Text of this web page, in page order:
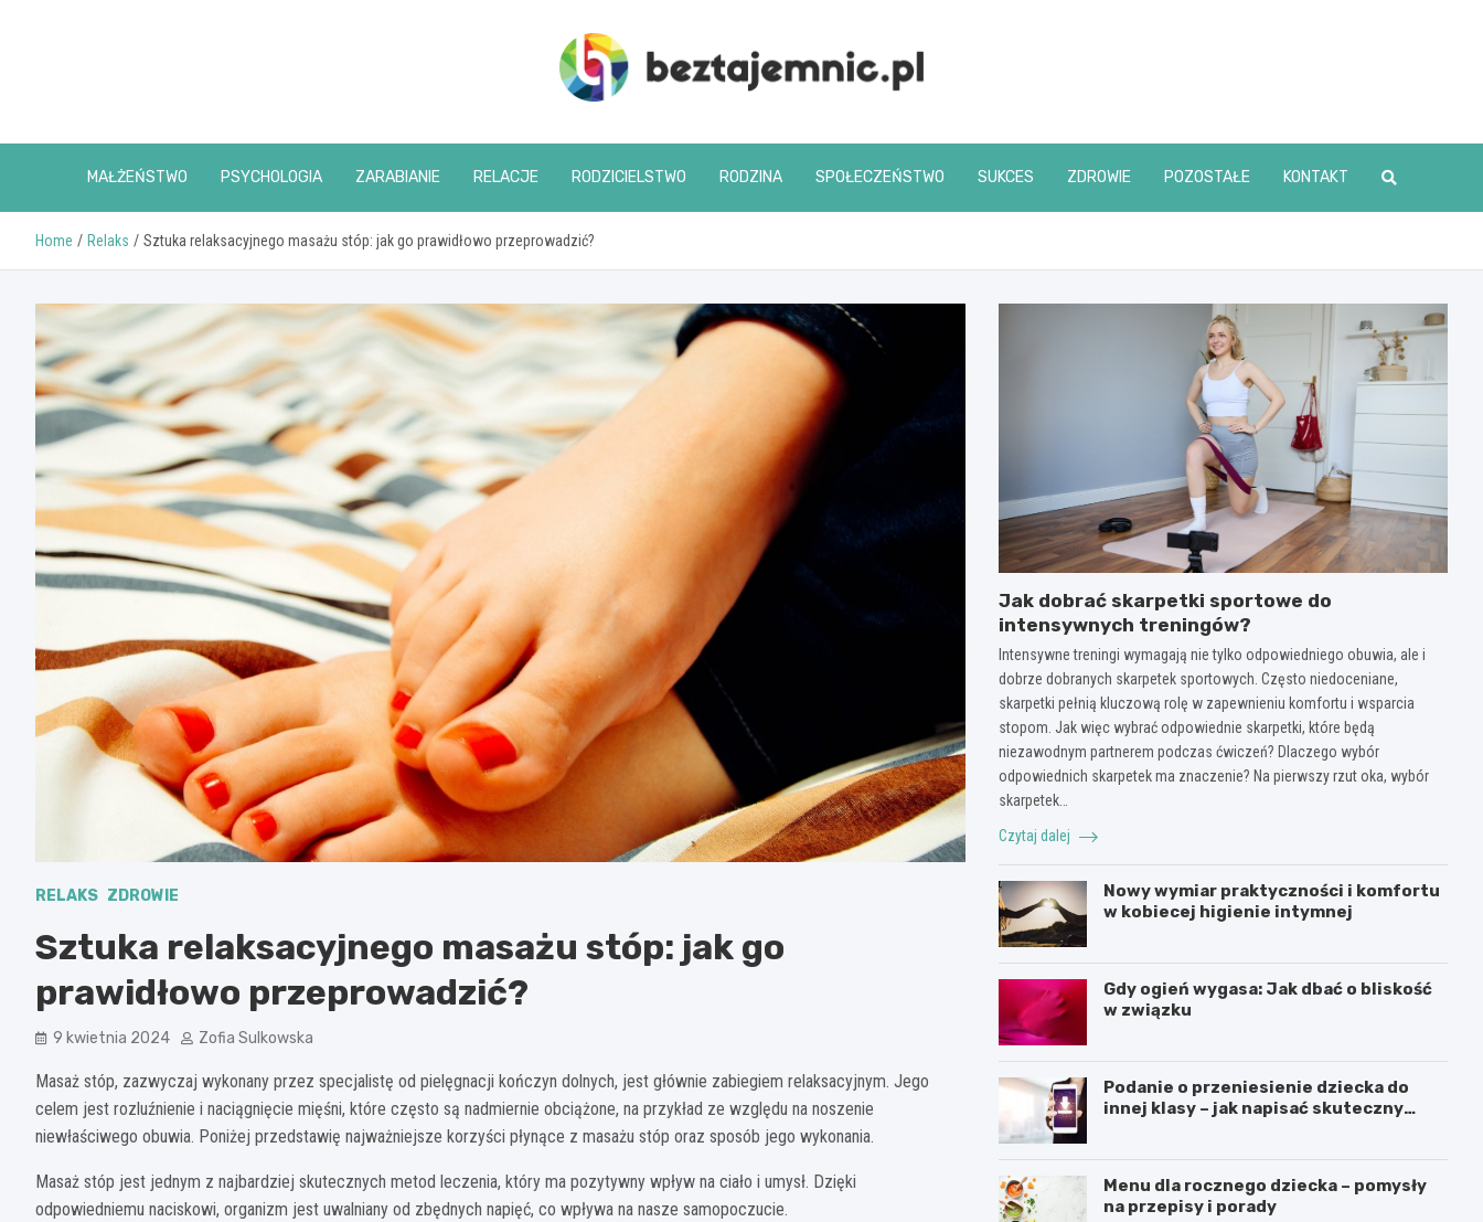
beztajemnic.pl
MAŁŻEŃSTWO PSYCHOLOGIA ZARABIANIE RELACJE RODZICIELSTWO RODZINA SPOŁECZEŃSTWO SUKCES ZDROWIE POZOSTAŁE KONTAKT
Home Relaks Sztuka relaksacyjnego masażu stóp: jak go prawidłowo przeprowadzić?
RELAKS ZDROWIE
Sztuka relaksacyjnego masażu stóp: jak go
prawidłowo przeprowadzić?
9 kwietnia 2024 Zofia Sulkowska
Masaż stóp, zazwyczaj wykonany przez specjalistę od pielęgnacji kończyn dolnych, jest głównie zabiegiem relaksacyjnym. Jego
celem jest rozluźnienie i naciągnięcie mięśni, które często są nadmiernie obciążone, na przykład ze względu na noszenie
niewłaściwego obuwia. Poniżej przedstawię najważniejsze korzyści płynące z masażu stóp oraz sposób jego wykonania.
Masaż stóp jest jednym z najbardziej skutecznych metod leczenia, który ma pozytywny wpływ na ciało i umysł. Dzięki
odpowiedniemu naciskowi, organizm jest uwalniany od zbędnych napięć, co wpływa na nasze samopoczucie.
Jak dobrać skarpetki sportowe do
intensywnych treningów?
Intensywne treningi wymagają nie tylko odpowiedniego obuwia, ale i
dobrze dobranych skarpetek sportowych. Często niedoceniane,
skarpetki pełnią kluczową rolę w zapewnieniu komfortu i wsparcia
stopom. Jak więc wybrać odpowiednie skarpetki, które będą
niezawodnym partnerem podczas ćwiczeń? Dlaczego wybór
odpowiednich skarpetek ma znaczenie? Na pierwszy rzut oka, wybór
skarpetek…
Czytaj dalej
Nowy wymiar praktyczności i komfortu
w kobiecej higienie intymnej
Gdy ogień wygasa: Jak dbać o bliskość
w związku
Podanie o przeniesienie dziecka do
innej klasy – jak napisać skuteczny
Menu dla rocznego dziecka – pomysły
na przepisy i porady